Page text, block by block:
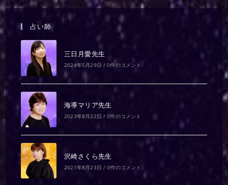
占い師
三日月愛先生
2024年5月29日 / 0件のコメント
海導マリア先生
2023年8月22日 / 0件のコメント
沢崎さくら先生
2021年8月23日 / 0件のコメント